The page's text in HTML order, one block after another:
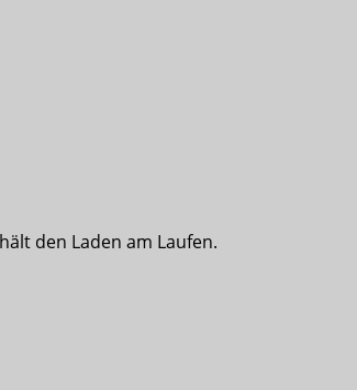
den Laden am Laufen.